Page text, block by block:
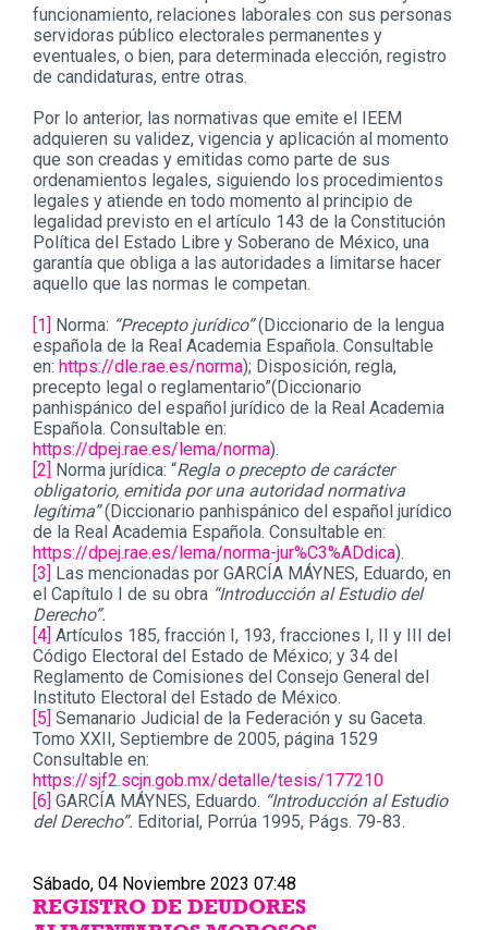
funcionamiento, relaciones laborales con sus personas
servidoras público electorales permanentes y
eventuales, o bien, para determinada elección, registro
de candidaturas, entre otras.
Por lo anterior, las normativas que emite el IEEM
adquieren su validez, vigencia y aplicación al momento
que son creadas y emitidas como parte de sus
ordenamientos legales, siguiendo los procedimientos
legales y atiende en todo momento al principio de
legalidad previsto en el artículo 143 de la Constitución
Política del Estado Libre y Soberano de México, una
garantía que obliga a las autoridades a limitarse hacer
aquello que las normas le competan.
[1] Norma: “Precepto jurídico”(Diccionario de la lengua
española de la Real Academia Española. Consultable
en: https://dle.rae.es/norma); Disposición, regla,
precepto legal o reglamentario”(Diccionario
panhispánico del español jurídico de la Real Academia
Española. Consultable en:
https://dpej.rae.es/lema/norma).
[2] Norma jurídica: “Regla o precepto de carácter
obligatorio, emitida por una autoridad normativa
legítima”(Diccionario panhispánico del español jurídico
de la Real Academia Española. Consultable en:
https://dpej.rae.es/lema/norma-jur%C3%ADdica).
[3] Las mencionadas por GARCÍA MÁYNES, Eduardo, en
el Capítulo I de su obra “Introducción al Estudio del
Derecho”.
[4] Artículos 185, fracción I, 193, fracciones I, II y III del
Código Electoral del Estado de México; y 34 del
Reglamento de Comisiones del Consejo General del
Instituto Electoral del Estado de México.
[5] Semanario Judicial de la Federación y su Gaceta.
Tomo XXII, Septiembre de 2005, página 1529
Consultable en:
https://sjf2.scjn.gob.mx/detalle/tesis/177210
[6] GARCÍA MÁYNES, Eduardo. “Introducción al Estudio
del Derecho”. Editorial, Porrúa 1995, Págs. 79-83.
Sábado, 04 Noviembre 2023 07:48
REGISTRO DE DEUDORES